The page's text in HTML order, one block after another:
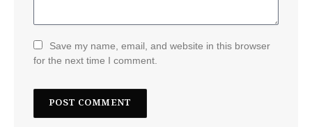
Save my name, email, and website in this browser
for the next time I comment.